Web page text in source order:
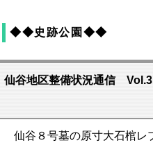
◆◆史跡公園◆◆
仙谷地区整備状況通信 Vol.3
仙谷８号墓の原寸大石棺レ